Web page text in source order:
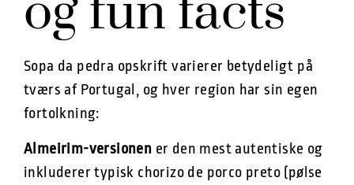
og fun facts
Sopa da pedra opskrift varierer betydeligt på
tværs af Portugal, og hver region har sin egen
fortolkning:
Almeirim-versionen er den mest autentiske og
inkluderer typisk chorizo de porco preto (pølse